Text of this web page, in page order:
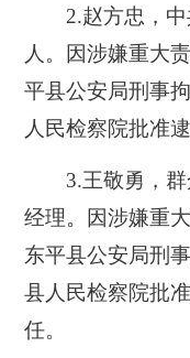
2.赵方忠，中
人。因涉嫌重大
平县公安局刑事
人民检察院批准
3.王敬勇，群
经理。因涉嫌重
东平县公安局刑
县人民检察院批
任。